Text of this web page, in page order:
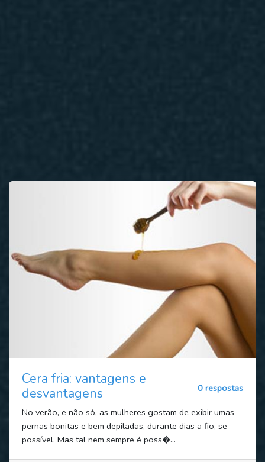
Cera fria: vantagens e
desvantagens
0 respostas
No verão, e não só, as mulheres gostam de exibir umas
pernas bonitas e bem depiladas, durante dias a fio, se
possível. Mas tal nem sempre é poss�...